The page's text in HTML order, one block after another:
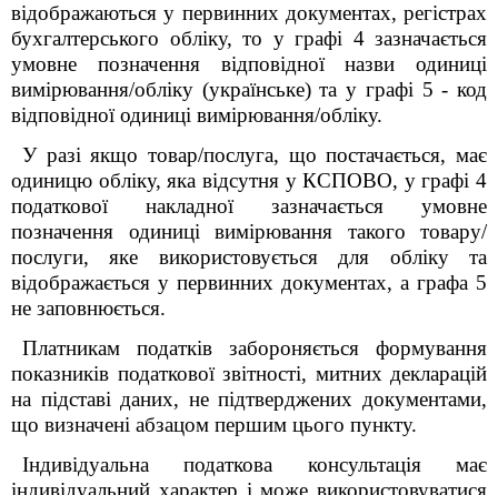
відображаються у первинних документах, регістрах
бухгалтерського обліку, то у графі 4 зазначається
умовне позначення відповідної назви одиниці
вимірювання/обліку (українське) та у графі 5 - код
відповідної одиниці вимірювання/обліку.
У разі якщо товар/послуга, що постачається, має
одиницю обліку, яка відсутня у КСПОВО, у графі 4
податкової накладної зазначається умовне
позначення одиниці вимірювання такого товару/
послуги, яке використовується для обліку та
відображається у первинних документах, а графа 5
не заповнюється.
Платникам податків забороняється формування
показників податкової звітності, митних декларацій
на підставі даних, не підтверджених документами,
що визначені абзацом першим цього пункту.
Індивідуальна податкова консультація має
індивідуальний характер і може використовуватися